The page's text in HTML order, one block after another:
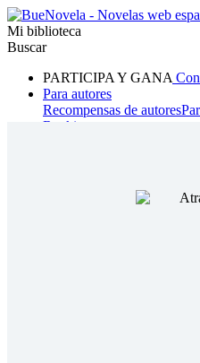
Mi biblioteca
Buscar
PARTICIPA Y GANA
Para autores
Recompensas de autores
Ranking
Hombre